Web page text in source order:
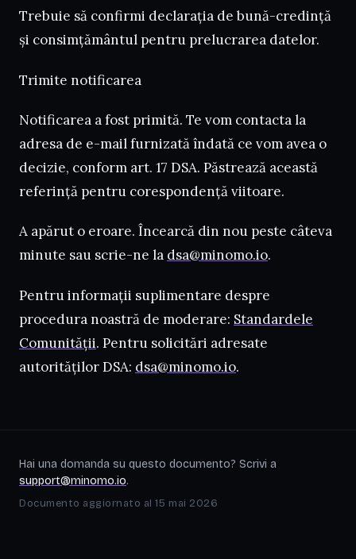
Trebuie să confirmi declarația de bună-credință
și consimțământul pentru prelucrarea datelor.
Trimite notificarea
Notificarea a fost primită. Te vom contacta la
adresa de e-mail furnizată îndată ce vom avea o
decizie, conform art. 17 DSA. Păstrează această
referință pentru corespondență viitoare.
A apărut o eroare. Încearcă din nou peste câteva
minute sau scrie-ne la dsa@minomo.io.
Pentru informații suplimentare despre
procedura noastră de moderare: Standardele
Comunității. Pentru solicitări adresate
autorităților DSA: dsa@minomo.io.
Hai una domanda su questo documento? Scrivi a
support@minomo.io.
Documento aggiornato al 15 mai 2026